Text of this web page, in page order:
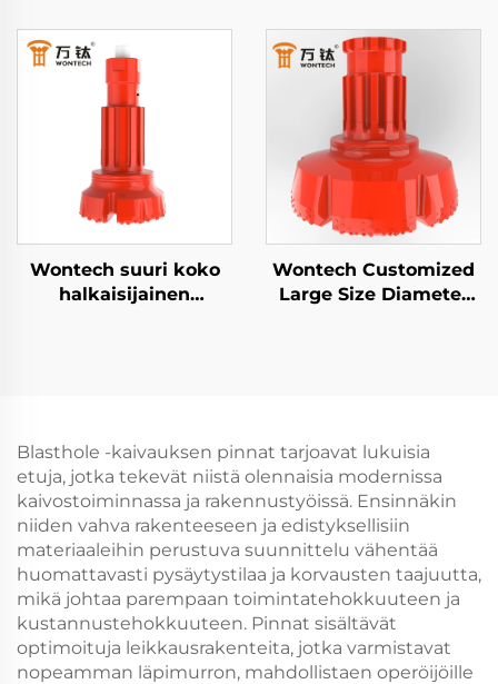
The Hole DTH Vasara
vesikaivojen
poraamiseen
perustusten
DTH vasara Veden
kaivamiseen ja
räjäytyksiin
Wontech suuri koko
halkaisijainen
Wontech Customized
Large Size Diameter
Blasthole -kaivauksen pinnat tarjoavat lukuisia
etuja, jotka tekevät niistä olennaisia modernissa
kaivostoiminnassa ja rakennustyöissä. Ensinnäkin
niiden vahva rakenteeseen ja edistyksellisiin
materiaaleihin perustuva suunnittelu vähentää
huomattavasti pysäytystilaa ja korvausten taajuutta,
mikä johtaa parempaan toimintatehokkuuteen ja
kustannustehokkuuteen. Pinnat sisältävät
optimoituja leikkausrakenteita, jotka varmistavat
nopeamman läpimurron, mahdollistaen operöijöille